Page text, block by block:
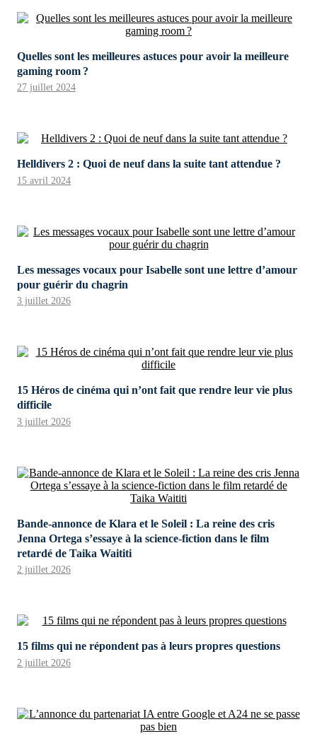
Quelles sont les meilleures astuces pour avoir la meilleure
gaming room ?
27 juillet 2024
Helldivers 2 : Quoi de neuf dans la suite tant attendue ?
15 avril 2024
Les messages vocaux pour Isabelle sont une lettre d’amour
pour guérir du chagrin
3 juillet 2026
15 Héros de cinéma qui n’ont fait que rendre leur vie plus
difficile
3 juillet 2026
Bande-annonce de Klara et le Soleil : La reine des cris
Jenna Ortega s’essaye à la science-fiction dans le film
retardé de Taika Waititi
2 juillet 2026
15 films qui ne répondent pas à leurs propres questions
2 juillet 2026